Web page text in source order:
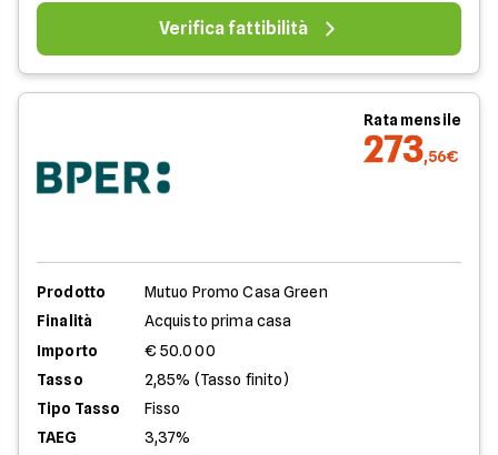
Verifica fattibilità
Rata mensile
273,56€
Prodotto
Mutuo Promo Casa Green
Finalità
Acquisto prima casa
Importo
€ 50.000
Tasso
2,85% (Tasso finito)
Tipo Tasso
Fisso
TAEG
3,37%